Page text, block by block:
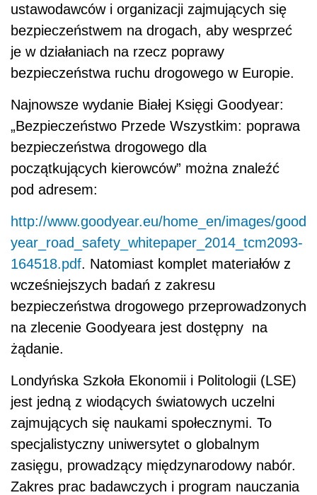
ustawodawców i organizacji zajmujących się
bezpieczeństwem na drogach, aby wesprzeć
je w działaniach na rzecz poprawy
bezpieczeństwa ruchu drogowego w Europie.
Najnowsze wydanie Białej Księgi Goodyear:
„Bezpieczeństwo Przede Wszystkim: poprawa
bezpieczeństwa drogowego dla
początkujących kierowców” można znaleźć
pod adresem:
http://www.goodyear.eu/home_en/images/good
year_road_safety_whitepaper_2014_tcm2093-
164518.pdf. Natomiast komplet materiałów z
wcześniejszych badań z zakresu
bezpieczeństwa drogowego przeprowadzonych
na zlecenie Goodyeara jest dostępny na
żądanie.
Londyńska Szkoła Ekonomii i Politologii (LSE)
jest jedną z wiodących światowych uczelni
zajmujących się naukami społecznymi. To
specjalistyczny uniwersytet o globalnym
zasięgu, prowadzący międzynarodowy nabór.
Zakres prac badawczych i program nauczania